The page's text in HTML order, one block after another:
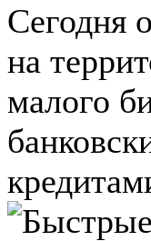
Сегодня
на
малого